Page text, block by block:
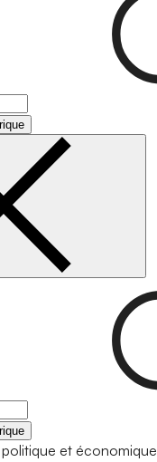
et économique